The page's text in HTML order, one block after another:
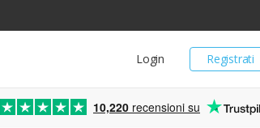
Registrati
Login
10,220 recensioni su